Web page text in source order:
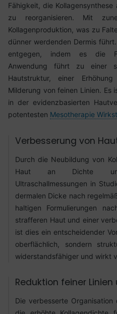
Fähigkeit, die
zu reorganisieren. Mit
Kollagenproduktion, was zu
dünner werdenden Dermis
entgegen, indem es die
Anwendung führt zu einer
Hautstruktur, einer
Milderung von feinen Linien.
in der evidenzbasierten
potentesten Mesotherapie
Verbesserung von
Durch die Neubildung von
Haut an Dichte
Ultraschallmessungen in
dermalen Dicke nach
haltigen Formulierungen
strafferen Haut und einer
ist dies ein entscheidender
oberflächlich, sondern
widerstandsfähiger und wirkt
Reduktion feiner
Die verbesserte